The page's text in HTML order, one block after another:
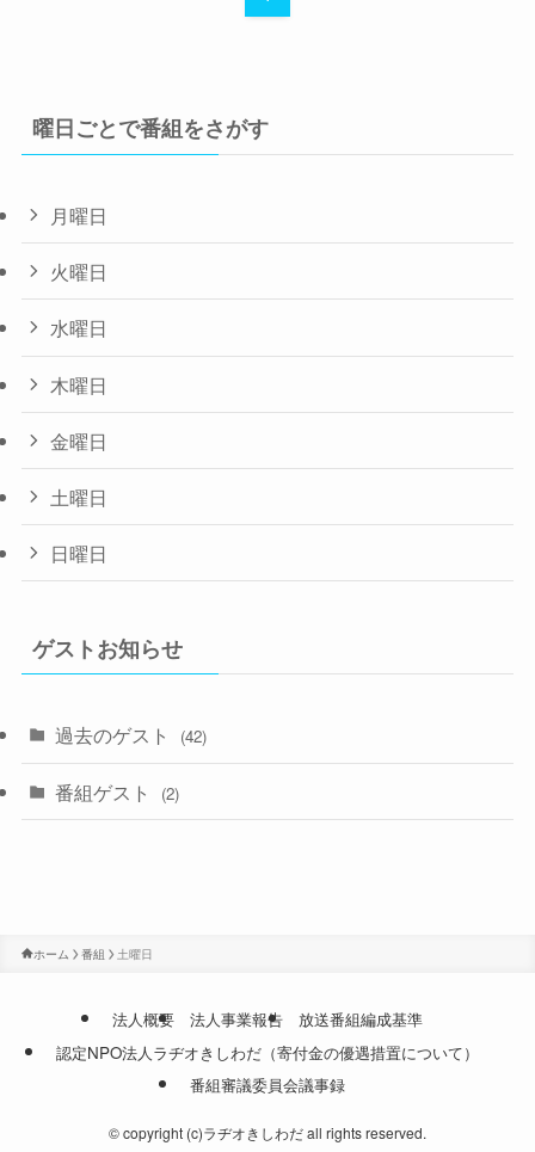
曜日ごとで番組をさがす
月曜日
火曜日
水曜日
木曜日
金曜日
土曜日
日曜日
ゲストお知らせ
過去のゲスト (42)
番組ゲスト (2)
ホーム 番組 土曜日
法人概要 法人事業報告
放送番組編成基準
認定NPO法人ラヂオきしわだ（寄付金の優遇措置について）
番組審議委員会議事録
©copyright (c)ラヂオきしわだ all rights reserved.